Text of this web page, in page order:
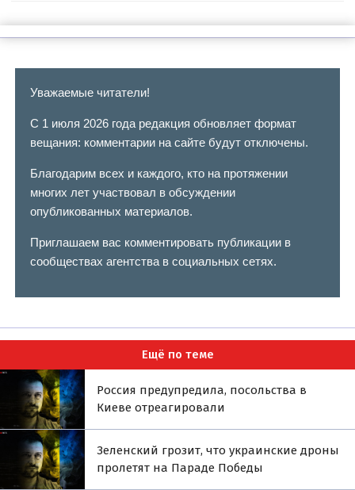
Уважаемые читатели!
С 1 июля 2026 года редакция обновляет формат
вещания: комментарии на сайте будут отключены.
Благодарим всех и каждого, кто на протяжении
многих лет участвовал в обсуждении
опубликованных материалов.
Приглашаем вас комментировать публикации в
сообществах агентства в социальных сетях.
Ещё по теме
Россия предупредила, посольства в
Киеве отреагировали
Зеленский грозит, что украинские дроны
пролетят на Параде Победы